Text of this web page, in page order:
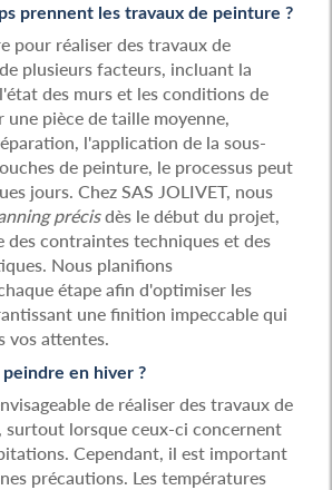
prennent les travaux de peinture ?
pour réaliser des travaux de
plusieurs facteurs, incluant la
des murs et les conditions de
une pièce de taille moyenne,
l'application de la sous-
de peinture, le processus peut
jours. Chez SAS JOLIVET, nous
précisdès le début du projet,
des contraintes techniques et des
Nous planifions
étape afin d'optimiser les
une finition impeccable qui
vos attentes.
en hiver ?
de réaliser des travaux de
surtout lorsque ceux-ci concernent
Cependant, il est important
précautions. Les températures